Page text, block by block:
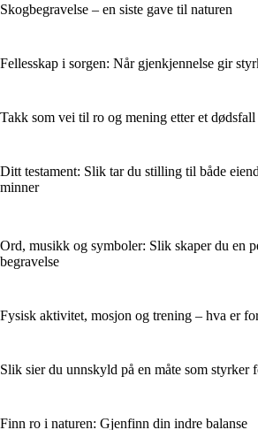
Skogbegravelse – en siste gave til naturen
Fellesskap i sorgen: Når gjenkjennelse gir
Takk som vei til ro og mening etter et dødsfall
Ditt testament: Slik tar du stilling til både
minner
Ord, musikk og symboler: Slik skaper du en
begravelse
Fysisk aktivitet, mosjon og trening – hva er
Slik sier du unnskyld på en måte som styrker
Finn ro i naturen: Gjenfinn din indre balanse